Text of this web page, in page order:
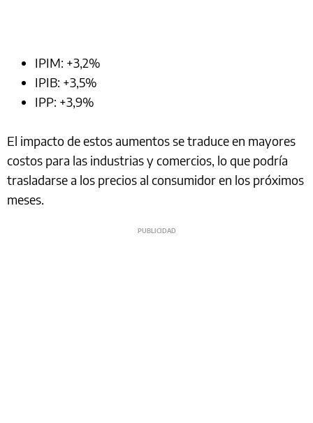
IPIM: +3,2%
IPIB: +3,5%
IPP: +3,9%
El impacto de estos aumentos se traduce en mayores
costos para las industrias y comercios, lo que podría
trasladarse a los precios al consumidor en los próximos
meses.